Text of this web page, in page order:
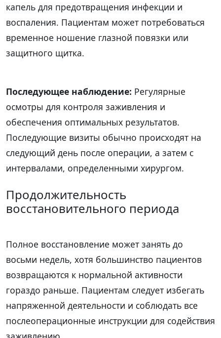
капель для предотвращения инфекции и
воспаления. Пациентам может потребоваться
временное ношение глазной повязки или
защитного щитка.
Последующее наблюдение: Регулярные
осмотры для контроля заживления и
обеспечения оптимальных результатов.
Последующие визиты обычно происходят на
следующий день после операции, а затем с
интервалами, определенными хирургом.
Продолжительность
восстановительного периода
Полное восстановление может занять до
восьми недель, хотя большинство пациентов
возвращаются к нормальной активности
гораздо раньше. Пациентам следует избегать
напряженной деятельности и соблюдать все
послеоперационные инструкции для содействия